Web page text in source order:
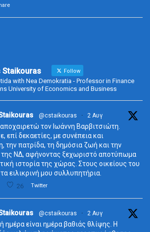
Staikouras Follow
with Nea Demokratia - Professor in Finance
University of Economics and Business
@cstaikouras · 2 Αυγ
τον Ιωάννη Βαρβιτσιώτη.
επί δεκαετίες, με συνέπεια και
την πατρίδα, τη δημόσια ζωή και την
της ΝΔ, αφήνοντας ξεχωριστό αποτύπωμα
ιστορία της χώρας. Στους οικείους του
ειλικρινή μου συλλυπητήρια.
26 Twitter
@cstaikouras · 2 Αυγ
ημέρα είναι ημέρα βαθιάς θλίψης. Η